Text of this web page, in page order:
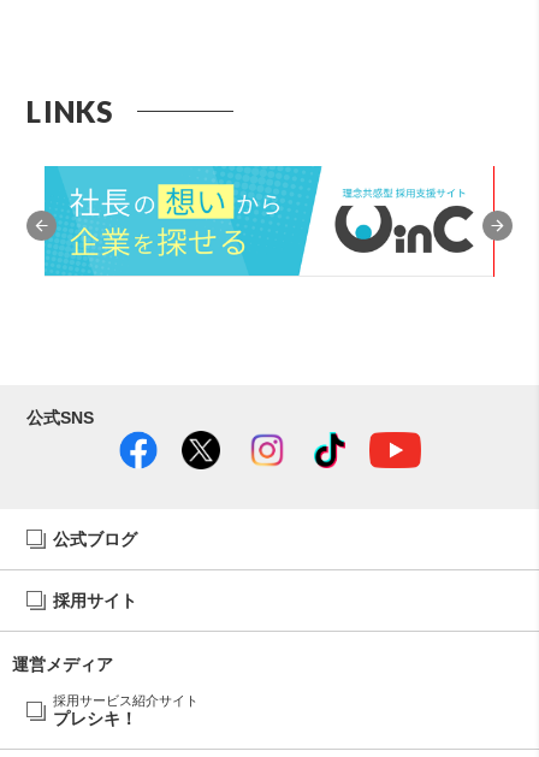
LINKS
公式SNS
公式ブログ
採用サイト
運営メディア
採用サービス紹介サイト
プレシキ！